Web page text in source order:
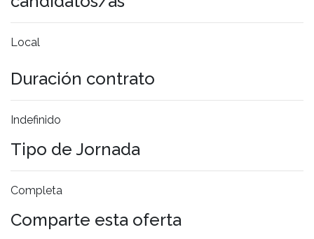
Local
Duración contrato
Indefinido
Tipo de Jornada
Completa
Comparte esta oferta